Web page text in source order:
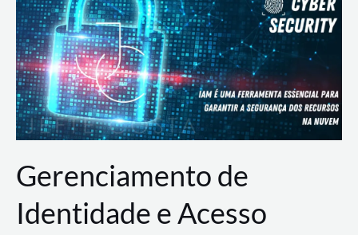
e
Operações
Gerenciamento de
Identidade e Acesso